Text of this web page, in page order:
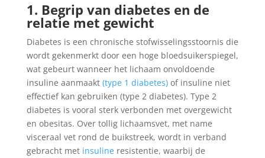
1. Begrip van diabetes en de
relatie met gewicht
Diabetes is een chronische stofwisselingsstoornis die
wordt gekenmerkt door een hoge bloedsuikerspiegel,
wat gebeurt wanneer het lichaam onvoldoende
insuline aanmaakt (type 1 diabetes)of insuline niet
effectief kan gebruiken (type 2 diabetes). Type 2
diabetes is vooral sterk verbonden met overgewicht
en obesitas. Over tollig lichaamsvet, met name
visceraal vet rond de buikstreek, wordt in verband
gebracht met insulineresistentie, waarbij de